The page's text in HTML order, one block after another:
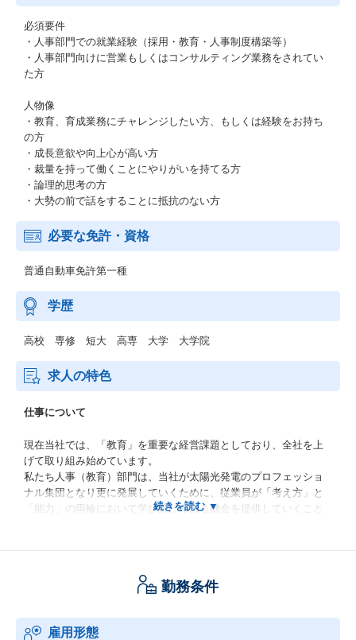
必須要件
・人事部門での就業経験（採用・教育・人事制度構築等）
・人事部門向けに営業もしくはコンサルティング業務をされてい
た方
人物像
・教育、育成業務にチャレンジしたい方、もしくは経験をお持ち
の方
・成長意欲や向上心が高い方
・裁量を持って働くことにやりがいを持てる方
・論理的思考の方
・大勢の前で話をすることに抵抗のない方
必要な免許・資格
普通自動車免許第一種
学歴
高校 専修 短大 高専 大学 大学院
求人の特色
仕事について
現在当社では、「教育」を重要な経営課題としており、全社を上
げて取り組み始めています。
私たち人事（教育）部門は、当社が太陽光発電のプロフェッショ
ナル集団となり更に発展していくために、従業員が「考え方」と
「能力」の両輪において学び続けられる機会を提供していくこと
勤務条件
雇用形態